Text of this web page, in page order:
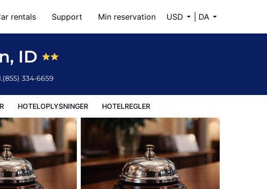
rentals Support Min reservation USD DA
ID
(855) 334-6659
HOTELOPLYSNINGER HOTELREGLER